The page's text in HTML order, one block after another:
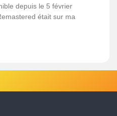
depuis le 5 février
était sur ma